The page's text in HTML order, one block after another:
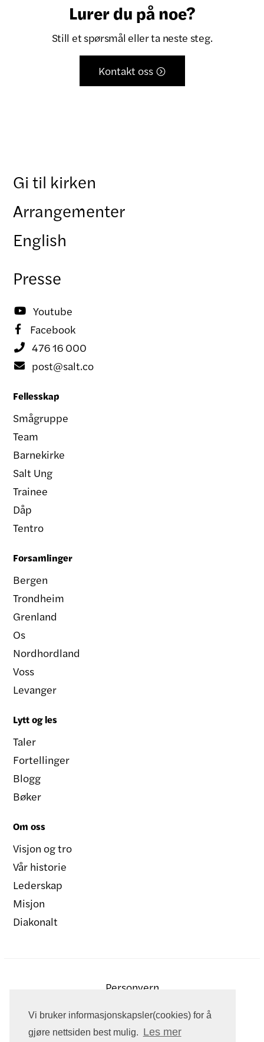
Vi bruker informasjonskapsler(cookies) for å
gjøre nettsiden best mulig. Les mer
Lurer du på noe?
Still et spørsmål eller ta neste steg.
Kontakt oss 
Gi til kirken
Arrangementer
English
Presse
 Youtube
 Facebook
 476 16 000
 post@salt.co
Fellesskap
Smågruppe
Team
Barnekirke
Salt Ung
Trainee
Dåp
Tentro
Forsamlinger
Bergen
Trondheim
Grenland
Os
Nordhordland
Voss
Levanger
Lytt og les
Taler
Fortellinger
Blogg
Bøker
Om oss
Visjon og tro
Vår historie
Lederskap
Misjon
Diakonalt
Personvern